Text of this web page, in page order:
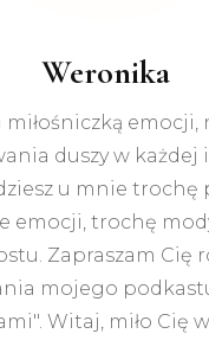
Weronika
miłośniczką emocji,
duszy w każdej
u mnie trochę
emocji, trochę
Zapraszam Cię
mojego
Witaj, miło Cię